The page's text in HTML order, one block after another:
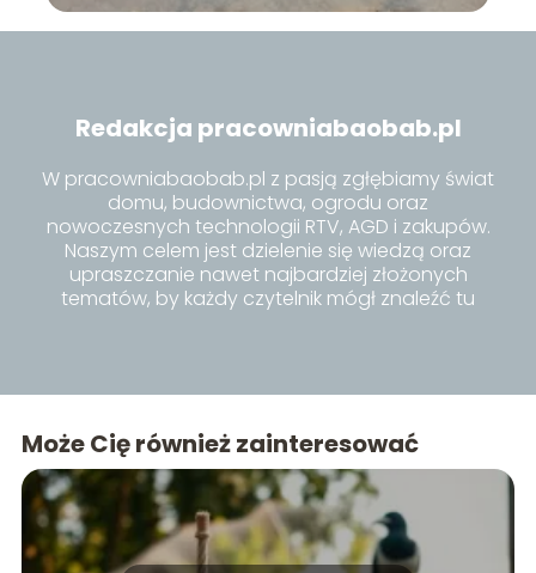
Redakcja pracowniabaobab.pl
W pracowniabaobab.pl z pasją zgłębiamy świat
domu, budownictwa, ogrodu oraz
nowoczesnych technologii RTV, AGD i zakupów.
Naszym celem jest dzielenie się wiedzą oraz
upraszczanie nawet najbardziej złożonych
tematów, by każdy czytelnik mógł znaleźć tu
Może Cię również zainteresować